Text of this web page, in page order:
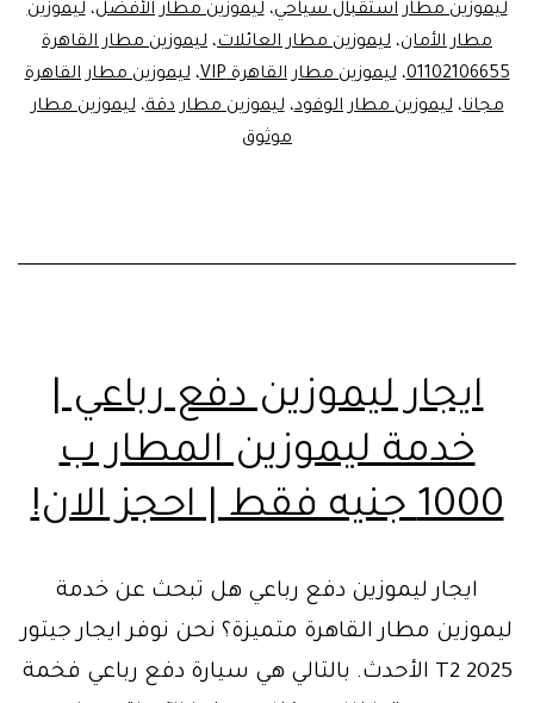
ليموزين مطار استقبال سياحي،ليموزين مطار الأفضل،ليموزين
مطار الأمان، ليموزين مطار العائلات، ليموزين مطار القاهرة
01102106655،ليموزين مطار القاهرة VIP ،ليموزين مطار القاهرة
مجانا،ليموزين مطار الوفود،ليموزين مطار دقة،ليموزين مطار
موثوق
ايجار ليموزين دفع رباعي |
خدمة ليموزين المطار ب
1000 جنيه فقط | احجز الان!
ايجار ليموزين دفع رباعي هل تبحث عن خدمة
ليموزين مطار القاهرة متميزة؟ نحن نوفر ايجار جيتور
T2 2025 الأحدث. بالتالي هي سيارة دفع رباعي فخمة